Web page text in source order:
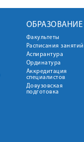
ОБРАЗОВАНИЕ
Факультеты
Расписания занятий
Аспирантура
Ординатура
Аккредитация
специалистов
Довузовская
подготовка